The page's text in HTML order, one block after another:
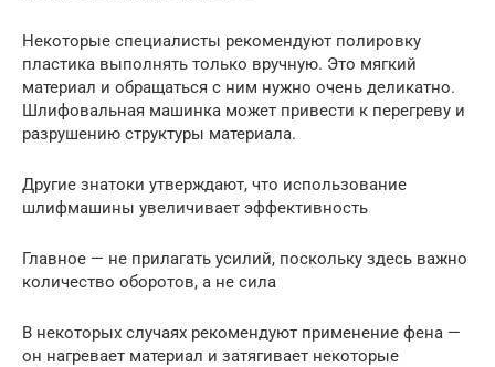
Некоторые специалисты рекомендуют полировку
пластика выполнять только вручную. Это мягкий
материал и обращаться с ним нужно очень деликатно.
Шлифовальная машинка может привести к перегреву и
разрушению структуры материала.
Другие знатоки утверждают, что использование
шлифмашины увеличивает эффективность
Главное — не прилагать усилий, поскольку здесь важно
количество оборотов, а не сила
В некоторых случаях рекомендуют применение фена —
он нагревает материал и затягивает некоторые